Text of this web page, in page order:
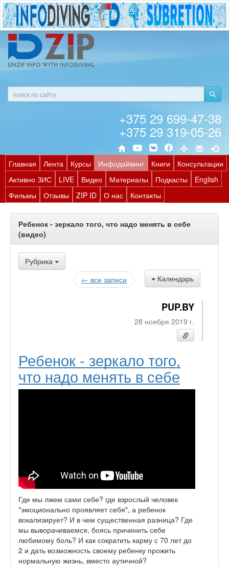
+375 29 699-47-38
+375 29 319-05-26
Главная Лента Курсы Инфодайвинг Книги
Консультации
Активно ЗИС
LIVE Видео Материалы Подкасты
English
Фильмы
Отзывы ZIP ID О нас Контакты
Ребенок - зеркало того, что надо менять в себе
(видео)
Рубрика
Календарь
← все записи
PUP.BY
28 ноября 2019 г.
Ребенок - зеркало того,
что надо менять в себе
Где мы лжем сами себе? где взрослый человек
"эмоционально проявляет себя", а ребенок
вокализирует? И в чем существенная разница? Где
мы выворачиваемся, боясь причинить себе
любимому боль? И как сократить карму с 70 лет до
2 и дать возможность своему ребенку прожить
нормальную жизнь, вместо аутичной?